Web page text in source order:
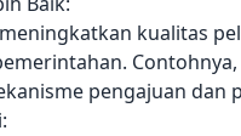
kualitas
pengajuan dan